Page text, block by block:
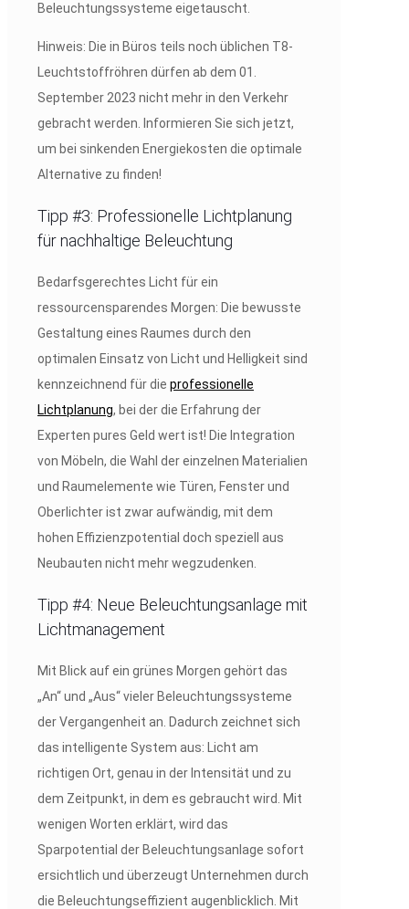
Beleuchtungssysteme eigetauscht.
Hinweis: Die in Büros teils noch üblichen T8-
Leuchtstoffröhren dürfen ab dem 01.
September 2023 nicht mehr in den Verkehr
gebracht werden. Informieren Sie sich jetzt,
um bei sinkenden Energiekosten die optimale
Alternative zu finden!
Tipp #3: Professionelle Lichtplanung
für nachhaltige Beleuchtung
Bedarfsgerechtes Licht für ein
ressourcensparendes Morgen: Die bewusste
Gestaltung eines Raumes durch den
optimalen Einsatz von Licht und Helligkeit sind
kennzeichnend für die professionelle
Lichtplanung, bei der die Erfahrung der
Experten pures Geld wert ist! Die Integration
von Möbeln, die Wahl der einzelnen Materialien
und Raumelemente wie Türen, Fenster und
Oberlichter ist zwar aufwändig, mit dem
hohen Effizienzpotential doch speziell aus
Neubauten nicht mehr wegzudenken.
Tipp #4: Neue Beleuchtungsanlage mit
Lichtmanagement
Mit Blick auf ein grünes Morgen gehört das
„An“ und „Aus“ vieler Beleuchtungssysteme
der Vergangenheit an. Dadurch zeichnet sich
das intelligente System aus: Licht am
richtigen Ort, genau in der Intensität und zu
dem Zeitpunkt, in dem es gebraucht wird. Mit
wenigen Worten erklärt, wird das
Sparpotential der Beleuchtungsanlage sofort
ersichtlich und überzeugt Unternehmen durch
die Beleuchtungseffizient augenblicklich. Mit